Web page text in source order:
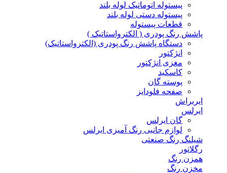
پیستوله اتوماتیک لوله بلند
پیستوله دستی لوله بلند
قطعات پیستوله
پاشش رنگ پودری ( الکترواستاتیک )
دستگاه پاشش رنگ پودری (الکترواستاتیک)
انژکتور
مغزی انژکتور
کاسکید
پوسته گان
صفحه فلودایز
ایربراش
ایرلس
گان ایرلس
لوازم جانبی رنگ آمیزی ایرلس
شیلنگ رنگ صنعتی
رگلاتور
همزن رنگ
مخزن رنگ